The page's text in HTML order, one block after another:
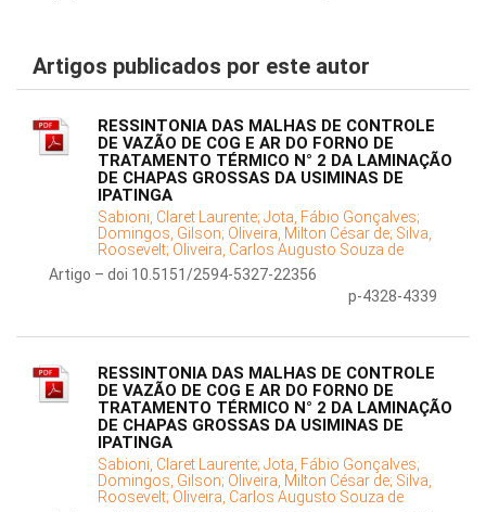
Artigos publicados por este autor
RESSINTONIA DAS MALHAS DE CONTROLE
DE VAZÃO DE COG E AR DO FORNO DE
TRATAMENTO TÉRMICO N° 2 DA LAMINAÇÃO
DE CHAPAS GROSSAS DA USIMINAS DE
IPATINGA
Sabioni, Claret Laurente; Jota, Fábio Gonçalves;
Domingos, Gilson; Oliveira, Milton César de; Silva,
Roosevelt; Oliveira, Carlos Augusto Souza de
Artigo – doi 10.5151/2594-5327-22356
p-4328-4339
RESSINTONIA DAS MALHAS DE CONTROLE
DE VAZÃO DE COG E AR DO FORNO DE
TRATAMENTO TÉRMICO N° 2 DA LAMINAÇÃO
DE CHAPAS GROSSAS DA USIMINAS DE
IPATINGA
Sabioni, Claret Laurente; Jota, Fábio Gonçalves;
Domingos, Gilson; Oliveira, Milton César de; Silva,
Roosevelt; Oliveira, Carlos Augusto Souza de